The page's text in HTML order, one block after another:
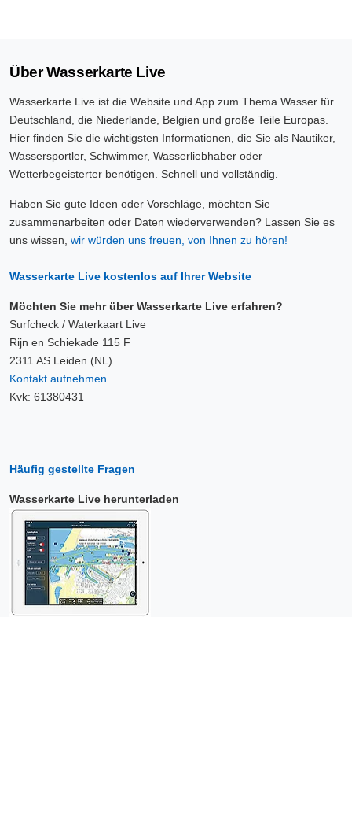
Über Wasserkarte Live
Wasserkarte Live ist die Website und App zum Thema Wasser für
Deutschland, die Niederlande, Belgien und große Teile Europas.
Hier finden Sie die wichtigsten Informationen, die Sie als Nautiker,
Wassersportler, Schwimmer, Wasserliebhaber oder
Wetterbegeisterter benötigen. Schnell und vollständig.
Haben Sie gute Ideen oder Vorschläge, möchten Sie
zusammenarbeiten oder Daten wiederverwenden? Lassen Sie es
uns wissen, wir würden uns freuen, von Ihnen zu hören!
Wasserkarte Live kostenlos auf Ihrer Website
Möchten Sie mehr über Wasserkarte Live erfahren?
Surfcheck / Waterkaart Live
Rijn en Schiekade 115 F
2311 AS Leiden (NL)
Kontakt aufnehmen
Kvk: 61380431
Häufig gestellte Fragen
Wasserkarte Live herunterladen